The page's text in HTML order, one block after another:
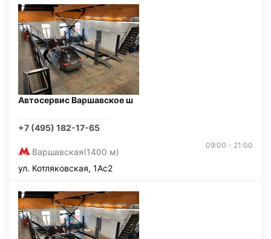
Автосервис Варшавское ш
+7 (495) 182-17-65
Варшавская(1400 м)
09:00 - 21:00
ул. Котляковская, 1Ас2